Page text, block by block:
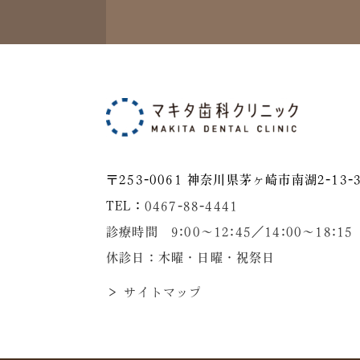
〒253-0061 神奈川県茅ヶ崎市南湖2-13-
TEL： 0467-88-4441
診療時間 9:00～12:45／14:00〜18:15
休診日：木曜・日曜・祝祭日
＞ サイトマップ